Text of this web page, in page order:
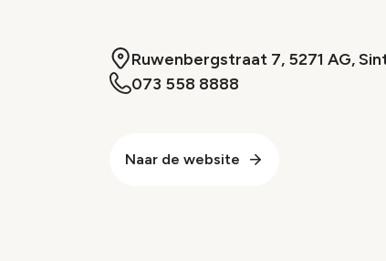
Ruwenbergstraat 7, 5271 AG,
073 558 8888
Naar de website